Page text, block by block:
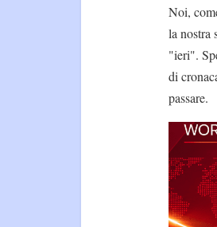
Noi,
la nostra
"ieri".
di
passare.